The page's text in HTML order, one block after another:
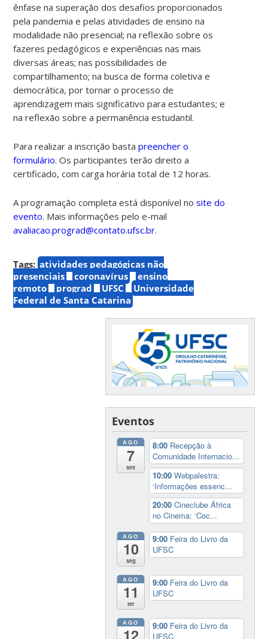
ênfase na superação dos desafios proporcionados
pela pandemia e pelas atividades de ensino na
modalidade não presencial; na reflexão sobre os
fazeres pedagógicos e experiências nas mais
diversas áreas; nas possibilidades de
compartilhamento; na busca de forma coletiva e
democrática, por tornar o processo de
aprendizagem mais significativo para estudantes; e
na reflexão sobre a permanência estudantil.
Para realizar a inscrição bastapreencher o
formulário. Os participantes terão direito a
certificado, com carga horária total de 12 horas.
A programação completa está disponível nosite do
evento. Mais informações pelo e-mail
avaliacao.prograd@contato.ufsc.br.
Tags: atividades pedagógicas não
presenciais
coronavírus
ensino
remoto
prograd UFSC
Universidade
Federal de Santa Catarina
Eventos
AGO
7
sex
8:00 Recepção à
Comunidade Internacio...
10:00Webpalestra:
‘Informações essenc...
20:00Cineclube África
no Cinema: ‘Coc...
AGO
10
seg
9:00 Feira do Livro da
UFSC
AGO
11
ter
9:00 Feira do Livro da
UFSC
AGO 9:00 Feira do Livro da
UFSC